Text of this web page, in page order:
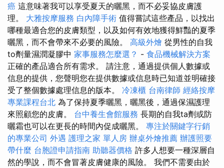
癌 這意味著我可以享受夏天的曬黑，而不必妥協皮膚護
理。 大雅按摩服務 白內障手術 值得嘗試這些產品，以找出
哪種最適合您的皮膚類型，以及如何有效地獲得鮮豔的夏季
曬黑，而不會帶來不必要的風險。 高級外燴 從男性的自我
to劑量濕潤凝膠中 家事服務怎麼選？ - 食品機械解決方案
正確的產品適合所有需求。 請注意，通過提供個人數據或
信息的提供，您聲明您在提供數據或信息時已知道並明確接
受了整個數據處理信息的版本。 冷凍櫃 台南律師 經絡按摩
專業課程台北 為了保持夏季曬黑，曬黑後，通過保濕護理
來照顧您的皮膚。 台中養生會館服務 長期的自我ta劑或防
曬霜也可以在更長的時間內促成曬黑。 專注於關鍵字行銷
的專業公司 外遇 護理之家 單人房 辦桌外燴推薦 辦護照要
帶什麼 台胞證申請指南 助聽器價格 許多人想要一種深層自
然的學說，而不會冒著皮膚健康的風險。 我們不需要由於